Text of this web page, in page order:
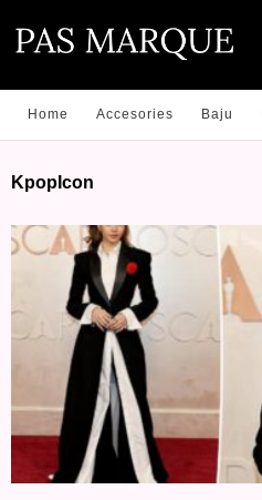
Home Accesories Baju
KpopIcon